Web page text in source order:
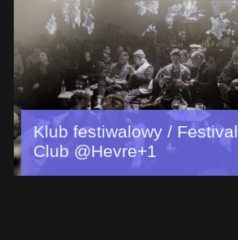
Klub festiwalowy / Festival
Club @Hevre+1